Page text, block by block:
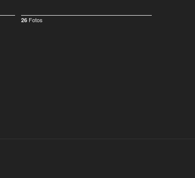
26 Fotos